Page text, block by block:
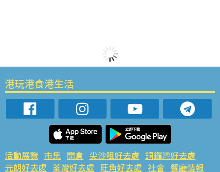
港玩港食港生活
活動展覽 市集 開倉 尖沙咀好去處 銅鑼灣好去處
元朗好去處 荃灣好去處 旺角好去處 社會 餐廳情報